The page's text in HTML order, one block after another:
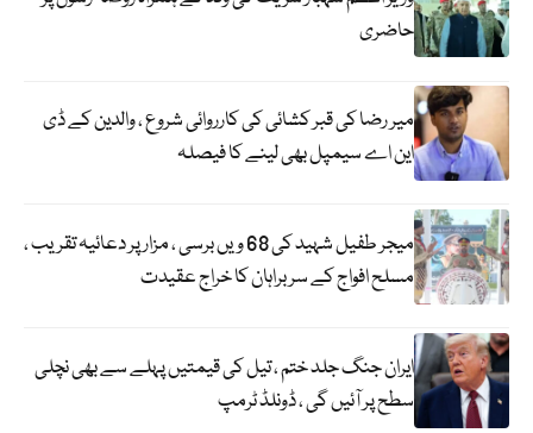
حاضری
میر رضا کی قبر کشائی کی کارروائی شروع ، والدین کے ڈی
این اے سیمپل بھی لینے کا فیصلہ
میجر طفیل شہید کی 68 ویں برسی ، مزار پر دعائیہ تقریب ،
مسلح افواج کے سربراہان کا خراج عقیدت
ایران جنگ جلد ختم ، تیل کی قیمتیں پہلے سے بھی نچلی
سطح پر آئیں گی ، ڈونلڈ ٹرمپ